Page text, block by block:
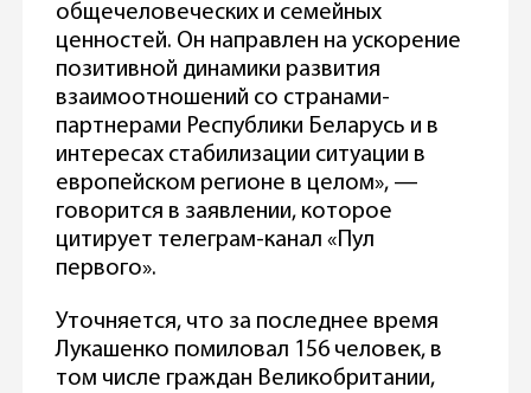
общечеловеческих и семейных
ценностей. Он направлен на ускорение
позитивной динамики развития
взаимоотношений со странами-
партнерами Республики Беларусь и в
интересах стабилизации ситуации в
европейском регионе в целом», —
говорится в заявлении, которое
цитирует телеграм-канал «Пул
первого».
Уточняется, что за последнее время
Лукашенко помиловал 156 человек, в
том числе граждан Великобритании,